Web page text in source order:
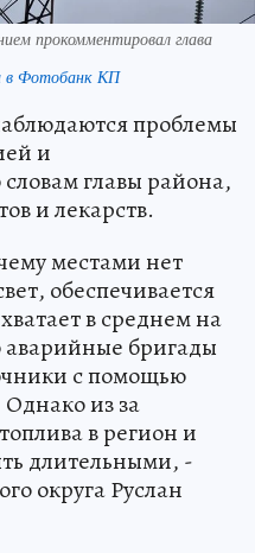
прокомментировал глава
в Фотобанк КП
проблемы
и
главы района,
и лекарств.
местами нет
обеспечивается
в среднем на
аварийные бригады
с помощью
из за
в регион и
длительными, -
округа Руслан